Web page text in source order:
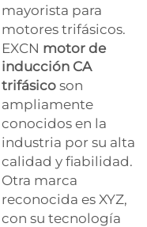
mayorista para
motores trifásicos.
EXCN motor de
inducción CA
trifásico son
ampliamente
conocidos en la
industria por su alta
calidad y fiabilidad.
Otra marca
reconocida es XYZ,
con su tecnología